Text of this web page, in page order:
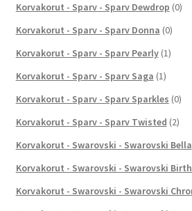
Korvakorut - Sparv - Sparv Dewdrop (0)
Korvakorut - Sparv - Sparv Donna (0)
Korvakorut - Sparv - Sparv Pearly (1)
Korvakorut - Sparv - Sparv Saga (1)
Korvakorut - Sparv - Sparv Sparkles (0)
Korvakorut - Sparv - Sparv Twisted (2)
Korvakorut - Swarovski - Swarovski Bella
Korvakorut - Swarovski - Swarovski
Korvakorut - Swarovski - Swarovski